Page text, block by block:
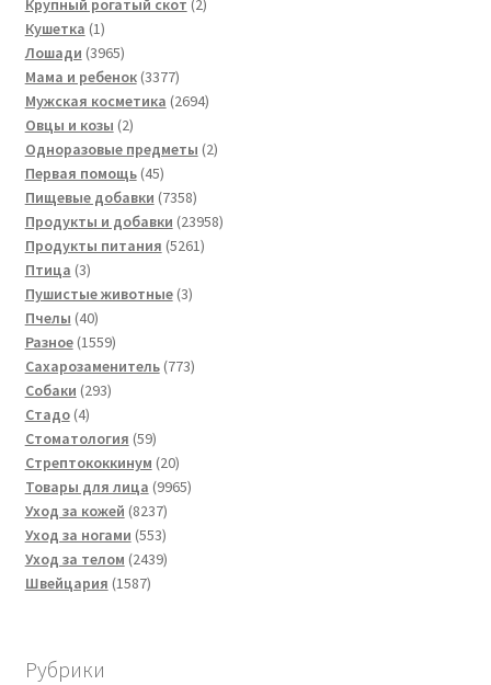
Крупный рогатый скот 2
Кушетка 11
товар
Лошади 39653965
товаров
Мама и ребенок 33773377
товаров
Мужская косметика 26942694
Овцы и козы 22
товара
Одноразовые предметы 22
Первая помощь 4545
товаров
Пищевые добавки 73587358
товаров
Продукты и добавки 2395823958
Продукты питания 52615261
Птица 33
товара
Пушистые животные 33
Пчелы 4040
товаров
Разное 15591559
товаров
Сахарозаменитель 773773
Собаки 293293
Стадо 44
товара
Стоматология 5959
товаров
Стрептококкинум 2020
товаров
Товары для лица 99659965
Уход за кожей 82378237
товаров
Уход за ногами 553553
товара
Уход за телом 24392439
Швейцария 15871587
Рубрики